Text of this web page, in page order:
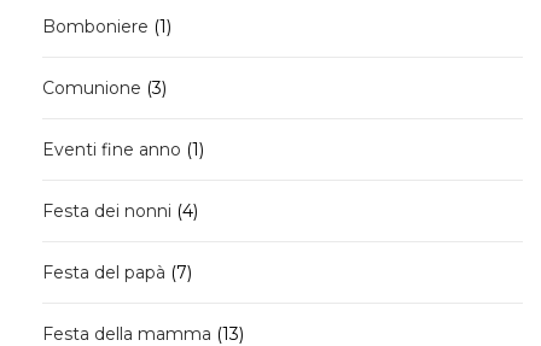
Bomboniere 11
Comunione 33
Eventi fine anno 11
Festa dei nonni 44
Festa del papà 77
Festa della mamma 1313